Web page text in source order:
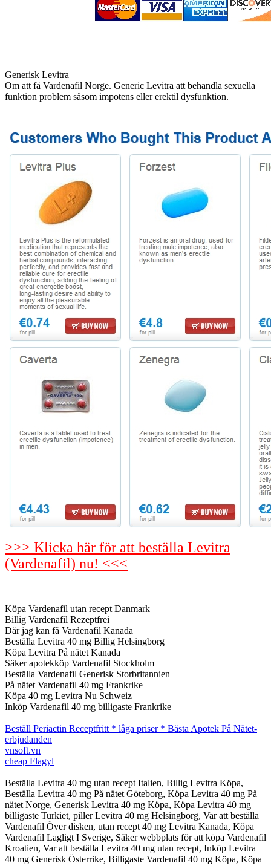
Generisk Levitra
Om att få Vardenafil Norge. Generic Levitra att behandla sexuella
funktion problem såsom impotens eller erektil dysfunktion.
>>> Klicka här för att beställa Levitra
(Vardenafil) nu! <<<
Köpa Vardenafil utan recept Danmark
Billig Vardenafil Rezeptfrei
Där jag kan få Vardenafil Kanada
Beställa Levitra 40 mg Billig Helsingborg
Köpa Levitra På nätet Kanada
Säker apotekköp Vardenafil Stockholm
Beställa Vardenafil Generisk Storbritannien
På nätet Vardenafil 40 mg Frankrike
Köpa 40 mg Levitra Nu Schweiz
Inköp Vardenafil 40 mg billigaste Frankrike
Beställ Periactin Receptfritt * låga priser * Bästa Apotek På Nätet-
erbjudanden
vnsoft.vn
cheap Flagyl
Beställa Levitra 40 mg utan recept Italien, Billig Levitra Köpa,
Beställa Levitra 40 mg På nätet Göteborg, Köpa Levitra 40 mg På
nätet Norge, Generisk Levitra 40 mg Köpa, Köpa Levitra 40 mg
billigaste Turkiet, piller Levitra 40 mg Helsingborg, Var att beställa
Vardenafil Över disken, utan recept 40 mg Levitra Kanada, Köpa
Vardenafil Lagligt I Sverige, Säker webbplats för att köpa Vardenafil
Kroatien, Var att beställa Levitra 40 mg utan recept, Inköp Levitra
40 mg Generisk Österrike, Billigaste Vardenafil 40 mg Köpa, Köpa